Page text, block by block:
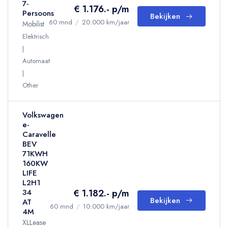
7-
Persoons
Mobilist
Elektrisch
Automaat
Other
€ 1.176.- p/m
60 mnd / 20.000 km/jaar
Bekijken
Volkswagen
e-
Caravelle
BEV
71KWH
160KW
LIFE
L2H1
34
AT
4M
XLLease
€ 1.182.- p/m
60 mnd / 10.000 km/jaar
Bekijken